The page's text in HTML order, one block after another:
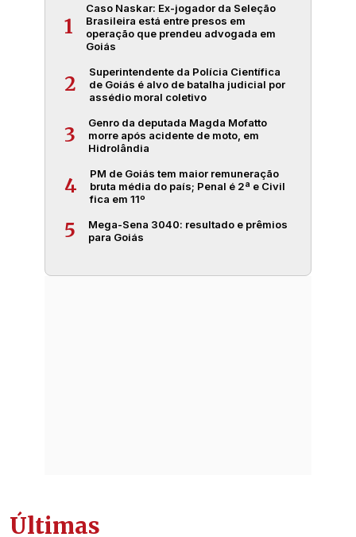
1
Caso Naskar: Ex-jogador da Seleção
Brasileira está entre presos em
operação que prendeu advogada em
Goiás
2
Superintendente da Polícia Científica
de Goiás é alvo de batalha judicial por
assédio moral coletivo
3
Genro da deputada Magda Mofatto
morre após acidente de moto, em
Hidrolândia
4
PM de Goiás tem maior remuneração
bruta média do país; Penal é 2ª e Civil
fica em 11º
5
Mega-Sena 3040: resultado e prêmios
para Goiás
Últimas